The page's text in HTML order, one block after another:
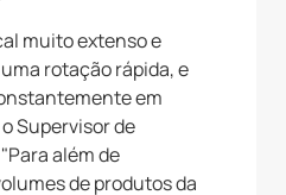
muito extenso e
rotação rápida, e
em
Supervisor de
além de
de produtos da